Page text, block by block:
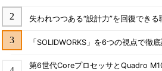
失われつつある“設計力”を回復でき
「SOLIDWORKS」を6つの視点で徹
第6世代CoreプロセッサとQuadro